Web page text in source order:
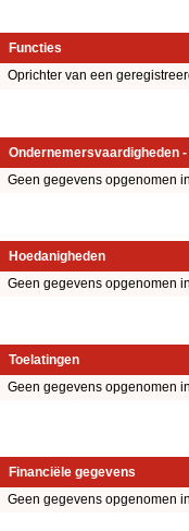
Functies
Oprichter van een
Ondernemersvaardigheden
Geen gegevens opgenomen
Hoedanigheden
Geen gegevens opgenomen
Toelatingen
Geen gegevens opgenomen
Financiële gegevens
Geen gegevens opgenomen